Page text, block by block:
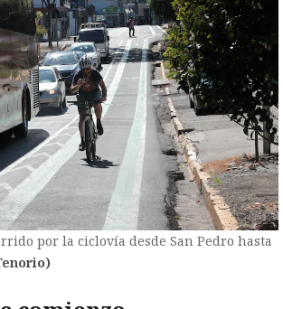
por la ciclovía desde San Pedro hasta